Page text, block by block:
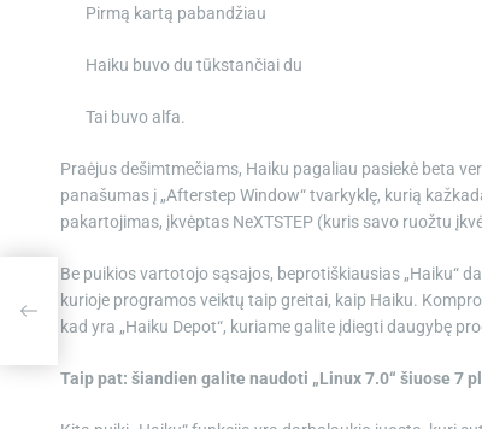
Pirmą kartą pabandžiau
Haiku buvo du tūkstančiai du
Tai buvo alfa.
Praėjus dešimtmečiams, Haiku pagaliau pasiekė beta
panašumas į „Afterstep Window“ tvarkyklę, kurią
pakartojimas, įkvėptas NeXTSTEP (kuris savo ruožtu
Be puikios vartotojo sąsajos, beprotiškiausias „Haiku“
kurioje programos veiktų taip greitai, kaip Haiku.
kad yra „Haiku Depot“, kuriame galite įdiegti daugybę
Taip pat: šiandien galite naudoti „Linux 7.0“ šiuose 7